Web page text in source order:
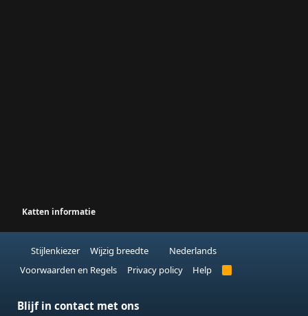
Katten informatie
Stijlenkiezer Wijzig breedte
Nederlands
Voorwaarden en Regels
Privacy policy Help
R
Blijf in contact met ons